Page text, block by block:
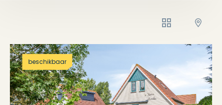
beschikbaar